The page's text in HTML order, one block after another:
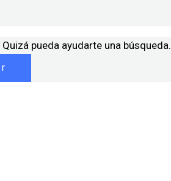
pueda ayudarte una búsqueda.